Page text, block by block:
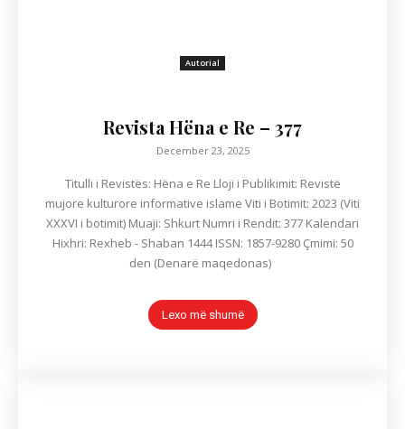
Autorial
Revista Hëna e Re – 377
December 23, 2025
Titulli i Revistës: Hëna e Re Lloji i Publikimit: Revistë
mujore kulturore informative islame Viti i Botimit: 2023 (Viti
XXXVI i botimit) Muaji: Shkurt Numri i Rendit: 377 Kalendari
Hixhri: Rexheb - Shaban 1444 ISSN: 1857-9280 Çmimi: 50
Lexo më shumë